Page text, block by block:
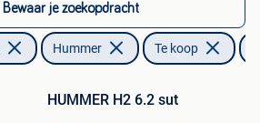
Bewaar je zoekopdracht
Hummer Te koop
HUMMER H2 6.2 sut